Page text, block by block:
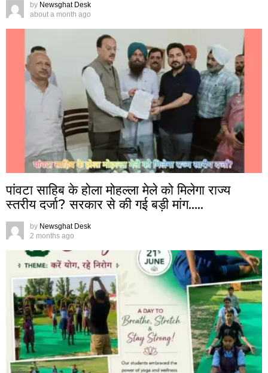
by Newsghat Desk
about a month ago
पांवटा साहिब के होला मोहल्ला मेले को मिलेगा राज्य
स्तरीय दर्जा? सरकार से की गई बड़ी मांग…..
by Newsghat Desk
2 months ago